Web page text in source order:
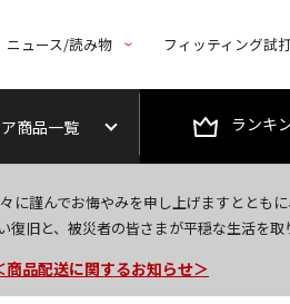
ニュース/読み物 フィッティング試
商品一覧 ランキ
に謹んでお悔やみを申し上げますととも
復旧と、被災者の皆さまが平穏な生活を取
なら新規会員登録で1,000円OFFクーポ
商品配送に関するお知らせ＞
夏季休暇中のご注文・発送・お問い合わ